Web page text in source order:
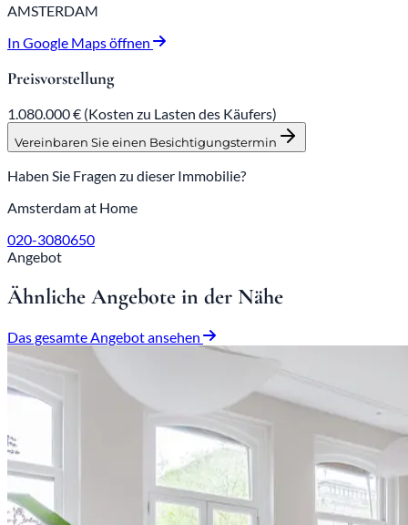
AMSTERDAM
In Google Maps öffnen
Preisvorstellung
1.080.000 € (Kosten zu Lasten des Käufers)
Vereinbaren Sie einen Besichtigungstermin
Haben Sie Fragen zu dieser Immobilie?
Amsterdam at Home
020-3080650
Angebot
Ähnliche Angebote in der Nähe
Das gesamte Angebot ansehen